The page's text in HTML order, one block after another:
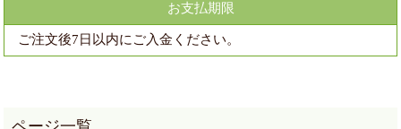
お支払期限
ご注文後7日以内にご入金ください。